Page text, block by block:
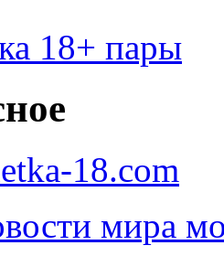
18+ пары
18.com
мира